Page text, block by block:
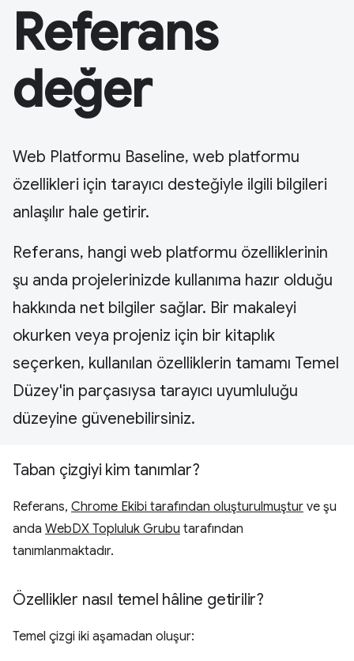
Referans
değer
Web Platformu Baseline, web platformu
özellikleri için tarayıcı desteğiyle ilgili bilgileri
anlaşılır hale getirir.
Referans, hangi web platformu özelliklerinin
şu anda projelerinizde kullanıma hazır olduğu
hakkında net bilgiler sağlar. Bir makaleyi
okurken veya projeniz için bir kitaplık
seçerken, kullanılan özelliklerin tamamı Temel
Düzey'in parçasıysa tarayıcı uyumluluğu
düzeyine güvenebilirsiniz.
Taban çizgiyi kim tanımlar?
Referans, Chrome Ekibi tarafından oluşturulmuştur ve şu
anda WebDX Topluluk Grubu tarafından
tanımlanmaktadır.
Özellikler nasıl temel hâline getirilir?
Temel çizgi iki aşamadan oluşur: